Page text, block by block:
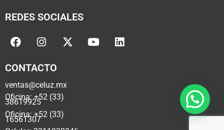
REDES SOCIALES
CONTACTO
ventas@celuz.mx
Oficina: +52 (33)
38619925
Oficina: +52 (33)
16561307